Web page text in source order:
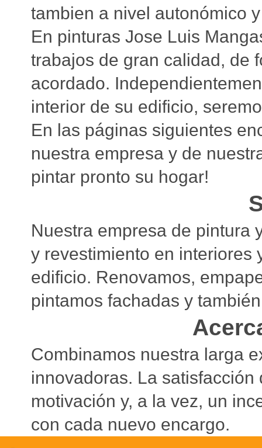
tambien a nivel autonómico
En pinturas Jose Luis
trabajos de gran calidad, de
acordado.
interior de su edificio,
En las páginas siguientes
nuestra empresa y de
pintar pronto su hogar!
Nuestra empresa de pintura
y revestimiento en interiores
edificio. Renovamos,
pintamos fachadas y
Combinamos nuestra larga
innovadoras. La
motivación y, a la vez, un
con cada nuevo encargo.